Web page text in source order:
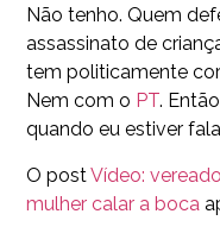
Não tenho. Quem
assassinato de
tem politicamente
Nem com o PT.
quando eu estiver
O postVídeo:
mulher calar a boca